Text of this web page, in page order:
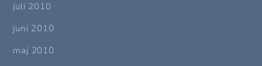
juli 2010
juni 2010
maj 2010